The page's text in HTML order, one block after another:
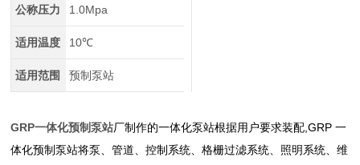
公称压力 1.0Mpa
适用温度 10℃
适用范围 预制泵站
GRP一体化预制泵站厂制作的一体化泵站根据用户要求装配,GRP 一
体化预制泵站将泵、管道、控制系统、格栅过滤系统、照明系统、维